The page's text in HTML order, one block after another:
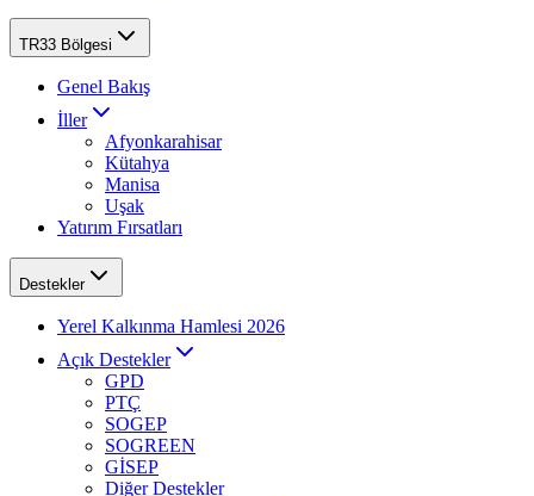
TR33 Bölgesi
Genel Bakış
İller
Afyonkarahisar
Kütahya
Manisa
Uşak
Yatırım Fırsatları
Destekler
Yerel Kalkınma Hamlesi 2026
Açık Destekler
GPD
PTÇ
SOGEP
SOGREEN
GİSEP
Diğer Destekler